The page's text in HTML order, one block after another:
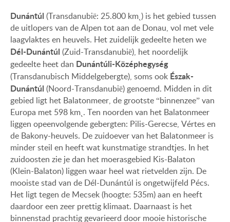
Dunántúl (Transdanubië: 25.800 km˛) is het gebied tussen
de uitlopers van de Alpen tot aan de Donau, vol met vele
laagvlaktes en heuvels. Het zuidelijk gedeelte heten we
Dél-Dunántúl (Zuid-Transdanubië), het noordelijk
gedeelte heet dan Dunántúli-Középhegység
(Transdanubisch Middelgebergte), soms ook Észak-
Dunántúl (Noord-Transdanubië) genoemd. Midden in dit
gebied ligt het Balatonmeer, de grootste “binnenzee” van
Europa met 598 km˛. Ten noorden van het Balatonmeer
liggen opeenvolgende gebergten: Pilis-Gerecse, Vértes en
de Bakony-heuvels. De zuidoever van het Balatonmeer is
minder steil en heeft wat kunstmatige strandtjes. In het
zuidoosten zie je dan het moerasgebied Kis-Balaton
(Klein-Balaton) liggen waar heel wat rietvelden zijn. De
mooiste stad van de Dél-Dunántúl is ongetwijfeld Pécs.
Het ligt tegen de Mecsek (hoogte: 535m) aan en heeft
daardoor een zeer prettig klimaat. Daarnaast is het
binnenstad prachtig gevarieerd door mooie historische